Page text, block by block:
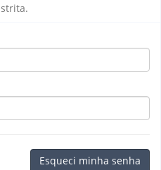
Esqueci minha senha